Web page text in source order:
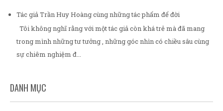
Tác giả Trần Huy Hoàng cùng những tác phẩm để đời
Tôi không nghĩ rằng với một tác giả còn khá trẻ mà đã mang
trong mình những tư tưởng , những góc nhìn có chiều sâu cùng
sự chiêm nghiệm đ...
DANH MỤC